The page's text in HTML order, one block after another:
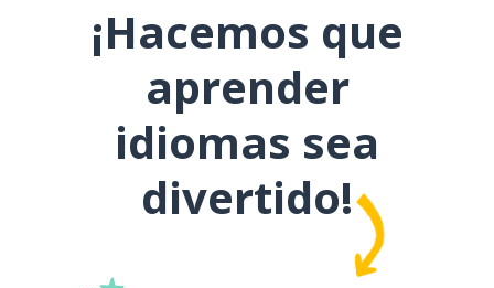
¡Hacemos que
aprender
idiomas sea
divertido!